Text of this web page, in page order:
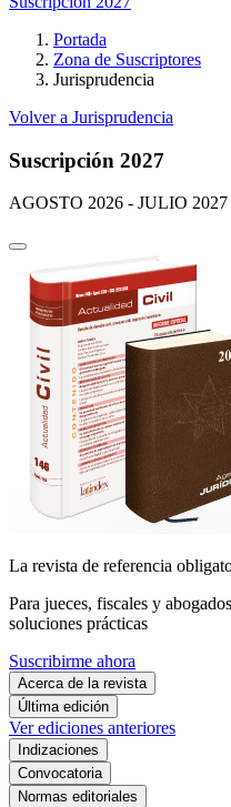
Portada
Zona de Suscriptores
Jurisprudencia
Volver a Jurisprudencia
Suscripción 2027
AGOSTO 2026 - JULIO 2027
La revista de referencia
Para jueces, fiscales y
soluciones prácticas
Suscribirme ahora
Acerca de la revista
Última edición
Ver ediciones anteriores
Indizaciones
Convocatoria
Normas editoriales